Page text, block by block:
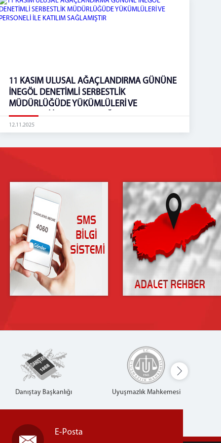
11 KASIM ULUSAL AĞAÇLANDIRMA GÜNÜNE
İNEGÖL DENETİMLİ SERBESTLİK
MÜDÜRLÜĞÜDE YÜKÜMLÜLERİ VE
PERSONELİ İLE KATILIM SAĞLAMIŞTIR
12.11.2025
Danıştay Başkanlığı Uyuşmazlık Mahkemesi
E-Posta